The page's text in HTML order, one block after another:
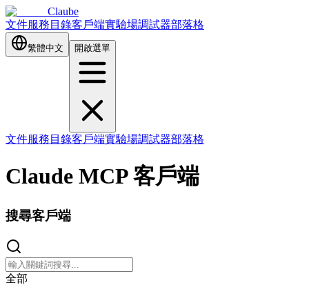
Claube
文件服務目錄客戶端實驗場調試器部落格
繁體中文 開啟選單
文件服務目錄客戶端實驗場調試器部落格
Claude MCP 客戶端
搜尋客戶端
全部